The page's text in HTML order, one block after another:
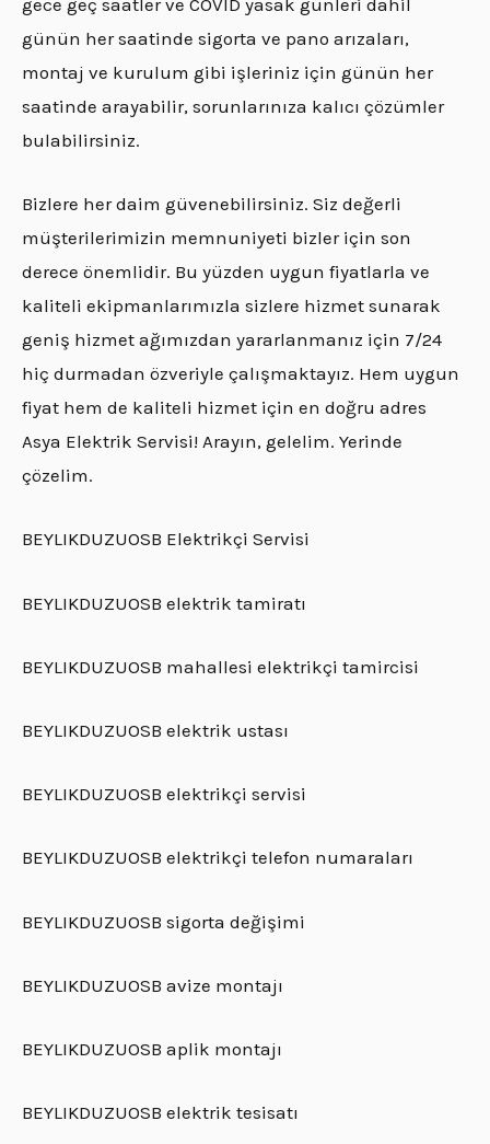
gece geç saatler ve COVID yasak günleri dahil
günün her saatinde sigorta ve pano arızaları,
montaj ve kurulum gibi işleriniz için günün her
saatinde arayabilir, sorunlarınıza kalıcı çözümler
bulabilirsiniz.
Bizlere her daim güvenebilirsiniz. Siz değerli
müşterilerimizin memnuniyeti bizler için son
derece önemlidir. Bu yüzden uygun fiyatlarla ve
kaliteli ekipmanlarımızla sizlere hizmet sunarak
geniş hizmet ağımızdan yararlanmanız için 7/24
hiç durmadan özveriyle çalışmaktayız. Hem uygun
fiyat hem de kaliteli hizmet için en doğru adres
Asya Elektrik Servisi! Arayın, gelelim. Yerinde
çözelim.
BEYLIKDUZUOSB Elektrikçi Servisi
BEYLIKDUZUOSB elektrik tamiratı
BEYLIKDUZUOSB mahallesi elektrikçi tamircisi
BEYLIKDUZUOSB elektrik ustası
BEYLIKDUZUOSB elektrikçi servisi
BEYLIKDUZUOSB elektrikçi telefon numaraları
BEYLIKDUZUOSB sigorta değişimi
BEYLIKDUZUOSB avize montajı
BEYLIKDUZUOSB aplik montajı
BEYLIKDUZUOSB elektrik tesisatı